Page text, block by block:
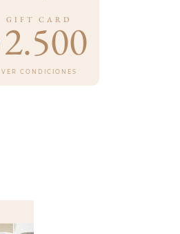
GIFT CARD
2.500
VER CONDICIONES